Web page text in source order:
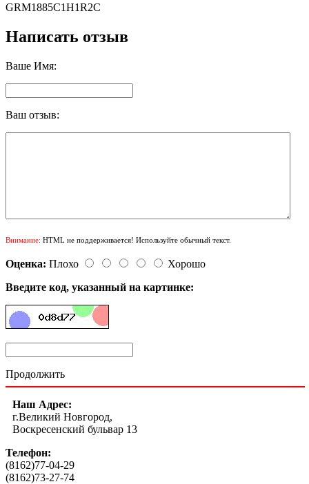
GRM1885C1H1R2C
Написать отзыв
Ваше Имя:
Ваш отзыв:
Внимание: HTML не поддерживается! Используйте обычный текст.
Оценка: Плохо
Хорошо
Введите код, указанный на картинке:
Продолжить
Наш Адрес:
г.Великий Новгород,
Воскресенский бульвар 13
Телефон:
(8162)77-04-29
(8162)73-27-74